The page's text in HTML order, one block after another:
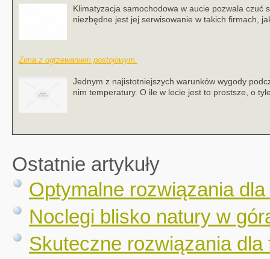
Klimatyzacja samochodowa w aucie pozwala
niezbędne jest jej serwisowanie w takich firmach,
Zima z ogrzewaniem postojowym.
Jednym z najistotniejszych warunków wygody
nim temperatury. O ile w lecie jest to prostsze, o
Ostatnie artykuły
Optymalne rozwiązania dla
Noclegi blisko natury w
Skuteczne rozwiązania